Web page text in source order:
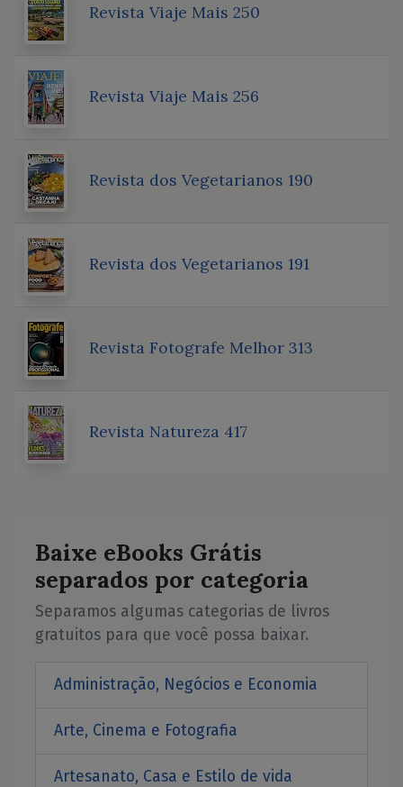
Revista Viaje Mais 250
Revista Viaje Mais 256
Revista dos Vegetarianos 190
Revista dos Vegetarianos 191
Revista Fotografe Melhor 313
Revista Natureza 417
Baixe eBooks Grátis
separados por categoria
Separamos algumas categorias de livros
gratuitos para que você possa baixar.
Administração, Negócios e Economia
Arte, Cinema e Fotografia
Artesanato, Casa e Estilo de vida